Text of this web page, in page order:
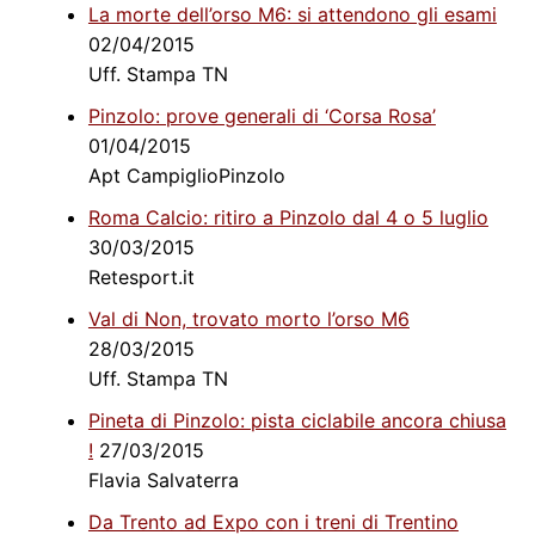
La morte dell’orso M6: si attendono gli esami
02/04/2015
Uff. Stampa TN
Pinzolo: prove generali di ‘Corsa Rosa’
01/04/2015
Apt CampiglioPinzolo
Roma Calcio: ritiro a Pinzolo dal 4 o 5 luglio
30/03/2015
Retesport.it
Val di Non, trovato morto l’orso M6
28/03/2015
Uff. Stampa TN
Pineta di Pinzolo: pista ciclabile ancora chiusa
! 27/03/2015
Flavia Salvaterra
Da Trento ad Expo con i treni di Trentino